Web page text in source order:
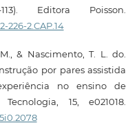
Editora Poisson.
226-2.CAP.14
& Nascimento, T. L. do.
por pares assistida
no ensino de
15, e021018.